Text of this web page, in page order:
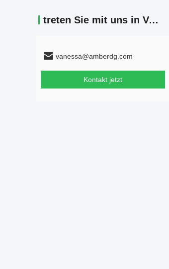
treten Sie mit uns in Verbindung
vanessa@amberdg.com
Kontakt jetzt